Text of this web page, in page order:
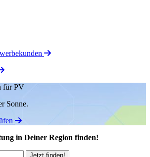
für PV
Sonne.
in Deiner Region finden!